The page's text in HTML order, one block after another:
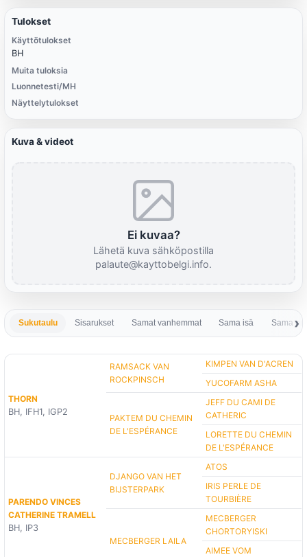
Tulokset
Käyttötulokset
BH
Muita tuloksia
Luonnetesti/MH
Näyttelytulokset
Kuva & videot
Ei kuvaa?
Lähetä kuva sähköpostilla
palaute@kayttobelgi.info.
Sukutaulu Sisarukset Samat vanhemmat Sama isä Sama
THORN
BH, IFH1, IGP2
RAMSACK VAN
ROCKPINSCH
KIMPEN VAN D'ACREN
YUCOFARM ASHA
PAKTEM DU CHEMIN
DE L'ESPÉRANCE
JEFF DU CAMI DE
CATHERIC
LORETTE DU CHEMIN
DE L'ESPÉRANCE
PARENDO VINCES
CATHERINE TRAMELL
BH, IP3
DJANGO VAN HET
BIJSTERPARK
ATOS
IRIS PERLE DE
TOURBIÈRE
MECBERGER LAILA
MECBERGER
CHORTORYISKI
AIMEE VOM